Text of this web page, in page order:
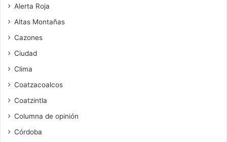
Alerta Roja
Altas Montañas
Cazones
Ciudad
Clima
Coatzacoalcos
Coatzintla
Columna de opinión
Córdoba